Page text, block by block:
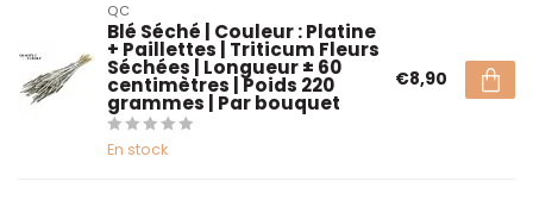
QC
Blé Séché | Couleur : Platine
+ Paillettes | Triticum Fleurs
Séchées | Longueur ± 60
centimètres | Poids 220
grammes | Par bouquet
En stock
€8,90